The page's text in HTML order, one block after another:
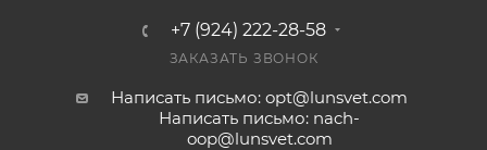
+7 (924) 222-28-58
ЗАКАЗАТЬ ЗВОНОК
Написать письмо: opt@lunsvet.com
Написать письмо: nach-
oop@lunsvet.com